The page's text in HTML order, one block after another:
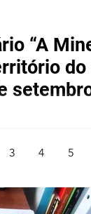
“A
3 4 5